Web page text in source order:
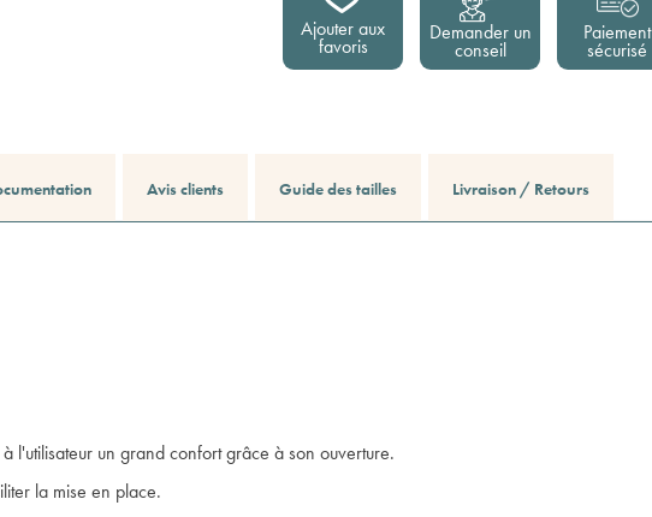
Ajouter aux
favoris
Demander un
conseil
Paiement
sécurisé
Avis clients Guide des tailles Livraison / Retours
l'utilisateur un grand confort grâce à son ouverture.
la mise en place.